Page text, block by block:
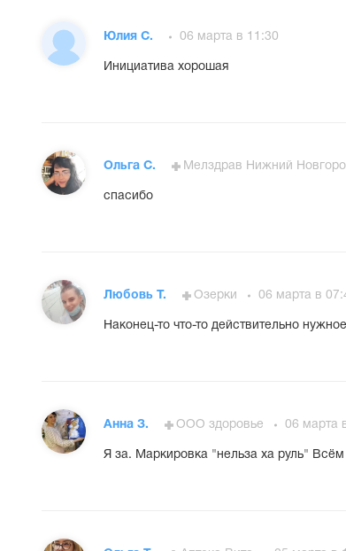
Юлия С. 06 марта в 11:30
Инициатива хорошая
Ольга С. Мелздрав Нижний
спасибо
Любовь Т. Озерки 06 марта в
Наконец-то что-то действительно
Анна З. ООО здоровье 06 марта
Я за. Маркировка "нельза ха руль"